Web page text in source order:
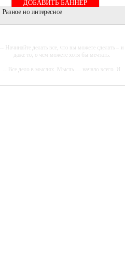
ДОБАВИТЬ БАННЕР
Разное но интересное
-- Начинайте делать все, что вы можете сделать – и
даже то, о чем можете хотя бы мечтать.
-- Все дело в мыслях. Мысль — начало всего. И
дело совершенствования: работать над мыслями.